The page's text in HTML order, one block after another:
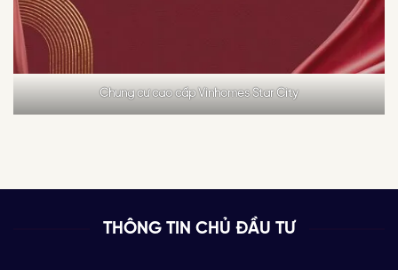
Chung cư cao cấp Vinhomes Star City
THÔNG TIN CHỦ ĐẦU TƯ